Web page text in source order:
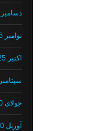
دسامبر 2025
نوامبر 2025
اکتبر 2025
سپتامبر 2025
جولای 2020
آوریل 2020